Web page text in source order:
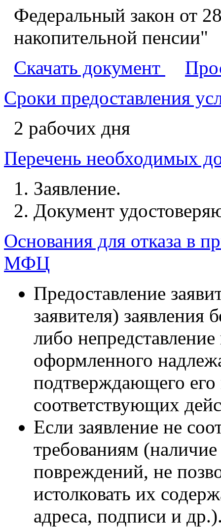
Федеральный закон от
накопительной пенсии"
Скачать документ
Сроки предоставления
2 рабочих дня
Перечень необходимых
Заявление.
Документ
Основания для отказа в
МФЦ
Предоставление
заявителя) заявления
либо непредставление
оформленного
подтверждающего
соответствующих
Если заявление не
требованиям
повреждений, не
истолковать их
адреса, подписи и